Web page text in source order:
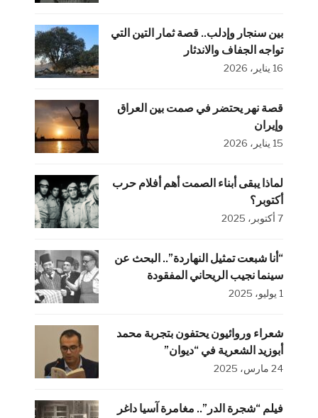
بين سنجار وإدلب.. قصة ثمار التين التي
تواجه الجفاف والاندثار
16 يناير، 2026
قصة نهر يحتضر في صمت بين العراق
وإيران
15 يناير، 2026
لماذا يبقى أبناء الصمت أهم أفلام حرب
أكتوبر؟
7 أكتوبر، 2025
“أنا شبعت تمثيل النهاردة”.. البحث عن
سينما نجيب الريحاني المفقودة
1 يوليو، 2025
شعراء وروائيون يحتفون بتجربة محمد
أبوزيد الشعرية في “ديوان”
24 مارس، 2025
فيلم “شجرة الدر”.. مغامرة آسيا داغر